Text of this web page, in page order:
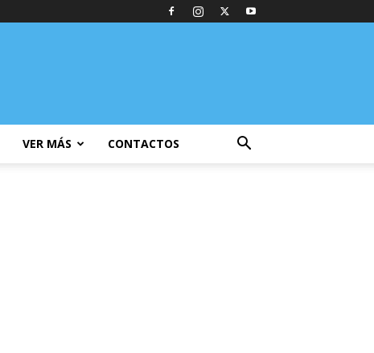
VER MÁS CONTACTOS